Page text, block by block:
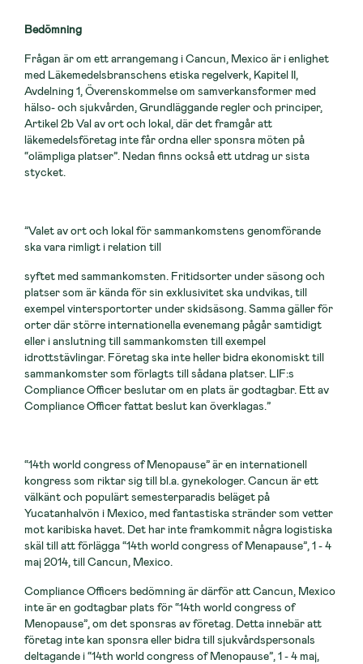
Bedömning
Frågan är om ett arrangemang i Cancun, Mexico är i enlighet
med Läkemedelsbranschens etiska regelverk, Kapitel II,
Avdelning 1, Överenskommelse om samverkansformer med
hälso- och sjukvården, Grundläggande regler och principer,
Artikel 2b Val av ort och lokal, där det framgår att
läkemedelsföretag inte får ordna eller sponsra möten på
“olämpliga platser”. Nedan finns också ett utdrag ur sista
stycket.
”Valet av ort och lokal för sammankomstens genomförande
ska vara rimligt i relation till
syftet med sammankomsten. Fritidsorter under säsong och
platser som är kända för sin exklusivitet ska undvikas, till
exempel vintersportorter under skidsäsong. Samma gäller för
orter där större internationella evenemang pågår samtidigt
eller i anslutning till sammankomsten till exempel
idrottstävlingar. Företag ska inte heller bidra ekonomiskt till
sammankomster som förlagts till sådana platser. LIF:s
Compliance Officer beslutar om en plats är godtagbar. Ett av
Compliance Officer fattat beslut kan överklagas.”
“14th world congress of Menopause” är en internationell
kongress som riktar sig till bl.a. gynekologer. Cancun är ett
välkänt och populärt semesterparadis beläget på
Yucatanhalvön i Mexico, med fantastiska stränder som vetter
mot karibiska havet. Det har inte framkommit några logistiska
skäl till att förlägga “14th world congress of Menapause”, 1 - 4
maj 2014, till Cancun, Mexico.
Compliance Officers bedömning är därför att Cancun, Mexico
inte är en godtagbar plats för “14th world congress of
Menopause”, om det sponsras av företag. Detta innebär att
företag inte kan sponsra eller bidra till sjukvårdspersonals
deltagande i “14th world congress of Menopause”, 1 - 4 maj,